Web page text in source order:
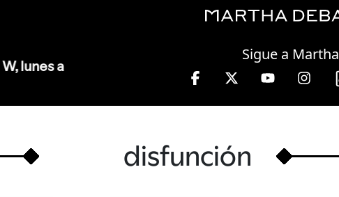
Sigue a Martha
a viernes de 10 a 13 hrs.
disfunción